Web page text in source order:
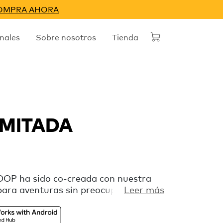
AHORA
Sobre nosotros Tienda
ha sido co-creada con nuestra
aventuras sin preocupaciones. Es
de Apple o Localizador de Google,
Leer más